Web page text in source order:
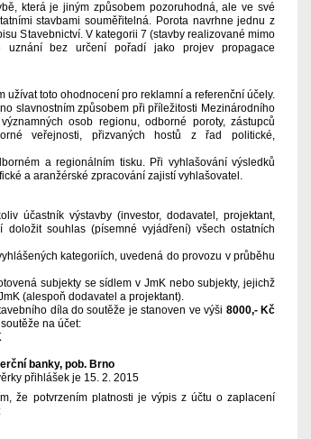
která je jiným způsobem pozoruhodná, ale ve své
stavbami souměřitelná. Porota navrhne jednu z
Stavebnictví. V kategorii 7 (stavby realizované mimo
bez určení pořadí jako projev propagace
užívat toto ohodnocení pro reklamní a referenční účely.
slavnostním způsobem při příležitosti Mezinárodního
osob regionu, odborné poroty, zástupců
veřejnosti, přizvaných hostů z řad politické,
a regionálním tisku. Při vyhlašování výsledků
a aranžérské zpracování zajistí vyhlašovatel.
účastník výstavby (investor, dodavatel, projektant,
souhlas (písemné vyjádření) všech ostatních
kategoriích, uvedená do provozu v průběhu
subjekty se sídlem v JmK nebo subjekty, jejichž
(alespoň dodavatel a projektant).
díla do soutěže je stanoven ve výši 8000,- Kč
na účet:
banky, pob. Brno
přihlášek je 15. 2. 2015
že potvrzením platnosti je výpis z účtu o zaplacení